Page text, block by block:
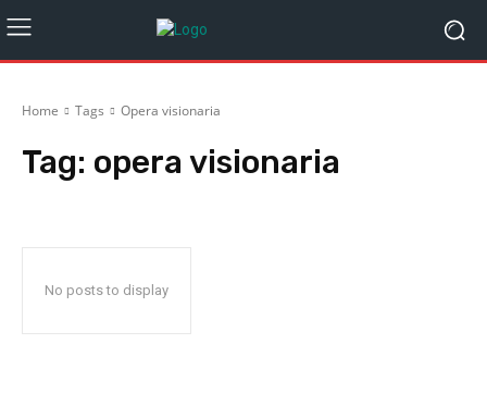
Home Tags Opera visionaria
Tag: opera visionaria
No posts to display